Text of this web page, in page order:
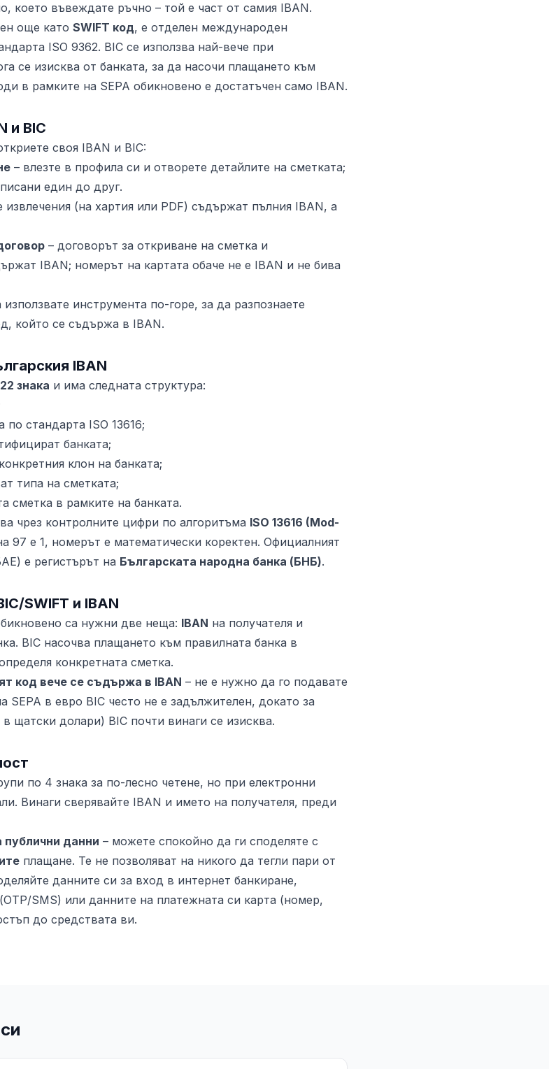
което въвеждате ръчно – той е част от самия IBAN.
още като SWIFT код, е отделен международен
ISO 9362. BIC се използва най-вече при
се изисква от банката, за да насочи плащането към
в рамките на SEPA обикновено е достатъчен само IBAN.
и BIC
своя IBAN и BIC:
– влезте в профила си и отворете детайлите на сметката;
един до друг.
извлечения (на хартия или PDF) съдържат пълния IBAN, а
– договорът за откриване на сметка и
IBAN; номерът на картата обаче не е IBAN и не бива
инструмента по-горе, за да разпознаете
който се съдържа в IBAN.
IBAN
22 знака и има следната структура:
по стандарта ISO 13616;
банката;
клон на банката;
типа на сметката;
сметка в рамките на банката.
чрез контролните цифри по алгоритъма ISO 13616 (Mod-
97 е 1, номерът е математически коректен. Официалният
е регистърът на Българската народна банка (БНБ).
SWIFT и IBAN
са нужни две неща: IBAN на получателя и
BIC насочва плащането към правилната банка в
конкретната сметка.
код вече се съдържа в IBAN – не е нужно да го подавате
SEPA в евро BIC често не е задължителен, докато за
щатски долари) BIC почти винаги се изисква.
по 4 знака за по-лесно четене, но при електронни
Винаги сверявайте IBAN и името на получателя, преди
публични данни – можете спокойно да ги споделяте с
плащане. Те не позволяват на никого да тегли пари от
данните си за вход в интернет банкиране,
SMS) или данните на платежната си карта (номер,
до средствата ви.